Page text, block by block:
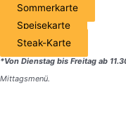
Sommerkarte
Speisekarte
Steak-Karte
*Von Dienstag bis Freitag ab
Mittagsmenü.